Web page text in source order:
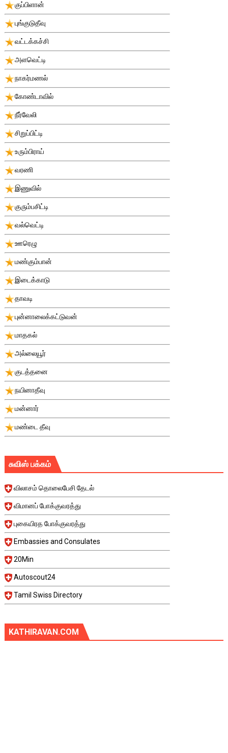
குப்பிளான்
புங்குடுதீவு
வட்டக்கச்சி
அளவெட்டி
நாகர்மணல்
கோண்டாவில்
நீர்வேலி
சிறுப்பிட்டி
உரும்பிராய்
வரணி
இணுவில்
குரும்பசிட்டி
வல்வெட்டி
ஊரெழு
மண்கும்பான்
இடைக்காடு
தாவடி
புன்னாலைக்கட்டுவன்
மாதகல்
அல்லையூர்
குடத்தனை
நயினாதீவு
மன்னார்
மண்டை தீவு
சுவிஸ் பக்கம்
விலாசம் தொலைபேசி தேடல்
விமானப் போக்குவரத்து
புகையிரத போக்குவரத்து
Embassies and Consulates
20Min
Autoscout24
Tamil Swiss Directory
KATHIRAVAN.COM